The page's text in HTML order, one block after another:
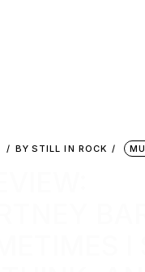
BY STILL IN ROCK